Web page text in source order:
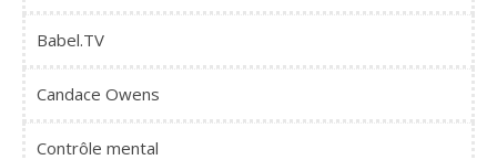
Babel.TV
Candace Owens
Contrôle mental